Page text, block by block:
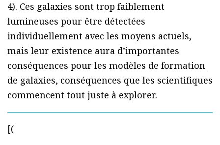
4). Ces galaxies sont trop faiblement
lumineuses pour être détectées
individuellement avec les moyens actuels,
mais leur existence aura d’importantes
conséquences pour les modèles de formation
de galaxies, conséquences que les scientifiques
commencent tout juste à explorer.
[(